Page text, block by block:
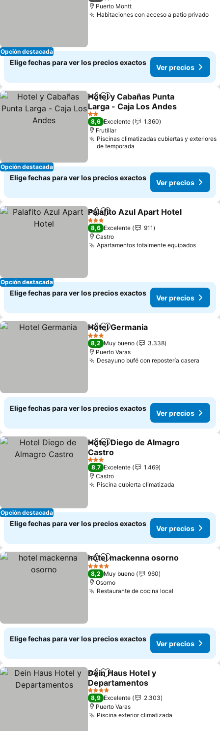
Opción destacada
Puerto Montt
Habitaciones con acceso a patio privado
Elige fechas para ver los precios exactos
Ver precios
Opción destacada
CompartirAgregar a favoritos
Hotel y Cabañas Punta
Larga - Caja Los Andes
2 Estrellas
8,6 Excelente
1.360
Frutillar
Piscinas climatizadas cubiertas y exteriores
de temporada
Elige fechas para ver los precios exactos
Ver precios
Opción destacada
CompartirAgregar a favoritos
Palafito Azul Apart Hotel
3 Estrellas
8,6 Excelente
911
Castro
Apartamentos totalmente equipados
Elige fechas para ver los precios exactos
Ver precios
CompartirAgregar a favoritos
Hotel Germania
3 Estrellas
8,2 Muy bueno
3.338
Puerto Varas
Desayuno bufé con repostería casera
Elige fechas para ver los precios exactos
Ver precios
Opción destacada
CompartirAgregar a favoritos
Hotel Diego de Almagro
Castro
3 Estrellas
8,7 Excelente
1.469
Castro
Piscina cubierta climatizada
Elige fechas para ver los precios exactos
Ver precios
CompartirAgregar a favoritos
hotel mackenna osorno
4 Estrellas
8,2 Muy bueno
960
Osorno
Restaurante de cocina local
Elige fechas para ver los precios exactos
Ver precios
CompartirAgregar a favoritos
Dein Haus Hotel y
Departamentos
4 Estrellas
8,9 Excelente
2.303
Puerto Varas
Piscina exterior climatizada